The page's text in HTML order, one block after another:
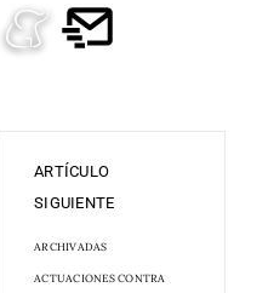
ARTÍCULO
SIGUIENTE
ARCHIVADAS
ACTUACIONES CONTRA